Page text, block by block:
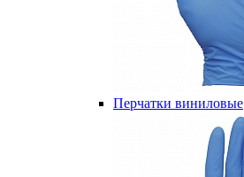
Перчатки виниловые